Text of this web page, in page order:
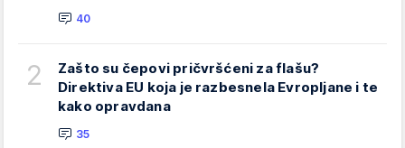
40
2
Zašto su čepovi pričvršćeni za flašu?
Direktiva EU koja je razbesnela Evropljane i te
kako opravdana
35